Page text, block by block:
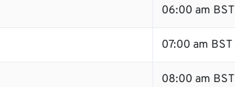
06:00 am BST
07:00 am BST
08:00 am BST